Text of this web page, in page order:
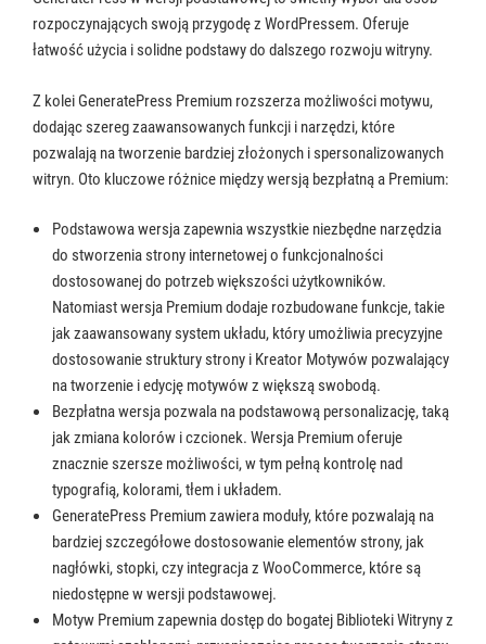
rozpoczynających swoją przygodę z WordPressem. Oferuje
łatwość użycia i solidne podstawy do dalszego rozwoju witryny.
Z kolei GeneratePress Premium rozszerza możliwości motywu,
dodając szereg zaawansowanych funkcji i narzędzi, które
pozwalają na tworzenie bardziej złożonych i spersonalizowanych
witryn. Oto kluczowe różnice między wersją bezpłatną a Premium:
Podstawowa wersja zapewnia wszystkie niezbędne narzędzia
do stworzenia strony internetowej o funkcjonalności
dostosowanej do potrzeb większości użytkowników.
Natomiast wersja Premium dodaje rozbudowane funkcje, takie
jak zaawansowany system układu, który umożliwia precyzyjne
dostosowanie struktury strony i Kreator Motywów pozwalający
na tworzenie i edycję motywów z większą swobodą.
Bezpłatna wersja pozwala na podstawową personalizację, taką
jak zmiana kolorów i czcionek. Wersja Premium oferuje
znacznie szersze możliwości, w tym pełną kontrolę nad
typografią, kolorami, tłem i układem.
GeneratePress Premium zawiera moduły, które pozwalają na
bardziej szczegółowe dostosowanie elementów strony, jak
nagłówki, stopki, czy integracja z WooCommerce, które są
niedostępne w wersji podstawowej.
Motyw Premium zapewnia dostęp do bogatej Biblioteki Witryny z